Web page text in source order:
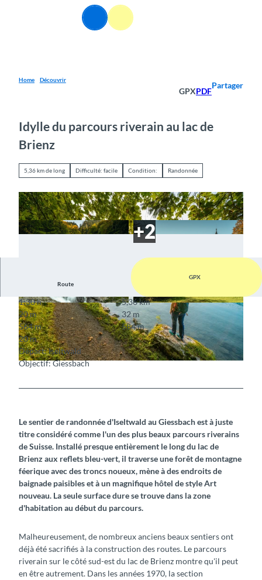
Recherche
Menu
Home Découvrir
GPXPDF
Partager
Idylle du parcours riverain au lac de
Brienz
5,36 km de long Difficulté: facile Condition: Randonnée
© Interlaken Tourismus / Mike Kaufmann
© Interlaken Tourismus © Interlaken Tourismus
Route
GPX
1:30 h
5,36 km
20 m
32 m
564 m
584 m
20 m
Départ: Iseltwald
Objectif: Giessbach
Le sentier de randonnée d'Iseltwald au Giessbach est à juste
titre considéré comme l'un des plus beaux parcours riverains
de Suisse. Installé presque entièrement le long du lac de
Brienz aux reflets bleu-vert, il traverse une forêt de montagne
féerique avec des troncs noueux, mène à des endroits de
baignade paisibles et à un magnifique hôtel de style Art
nouveau. La seule surface dure se trouve dans la zone
d'habitation au début du parcours.
Malheureusement, de nombreux anciens beaux sentiers ont
déjà été sacrifiés à la construction des routes. Le parcours
riverain sur le côté sud-est du lac de Brienz montre qu'il peut
en être autrement. Dans les années 1970, la section